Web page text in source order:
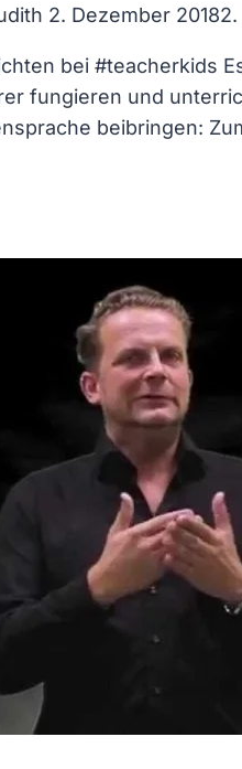
2. Dezember 2018
bei #teacherkids
fungieren und
beibringen: